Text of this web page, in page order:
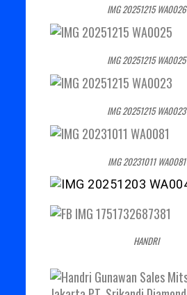
IMG 20251215 WA0026
IMG 20251215 WA0025
IMG 20251215 WA0023
IMG 20231011 WA0081
HANDRI